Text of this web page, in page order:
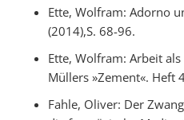
Ette, Wolfram: Adorno
(2014),S. 68-96.
Ette, Wolfram: Arbeit
Müllers »Zement«. Heft
Fahle, Oliver: Der